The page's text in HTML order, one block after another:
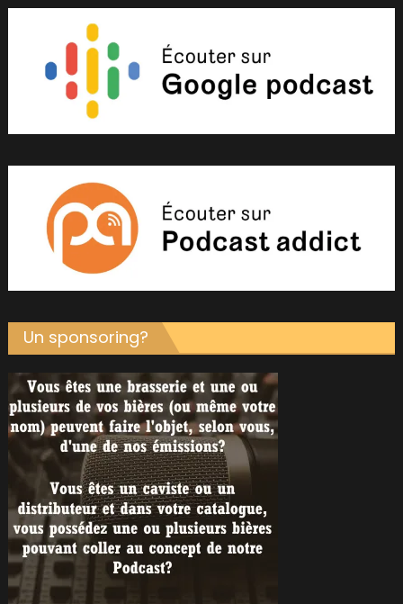
Un sponsoring?